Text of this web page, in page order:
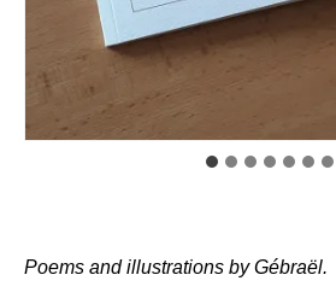
Poems and illustrations by Gébraël.